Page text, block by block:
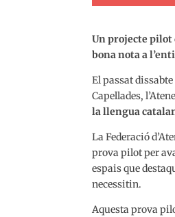
Un projecte pilot
bona nota a
El passat dissabte
Capellades,
la llengua
La Federació
prova pilot per
espais que
necessitin.
Aquesta prova